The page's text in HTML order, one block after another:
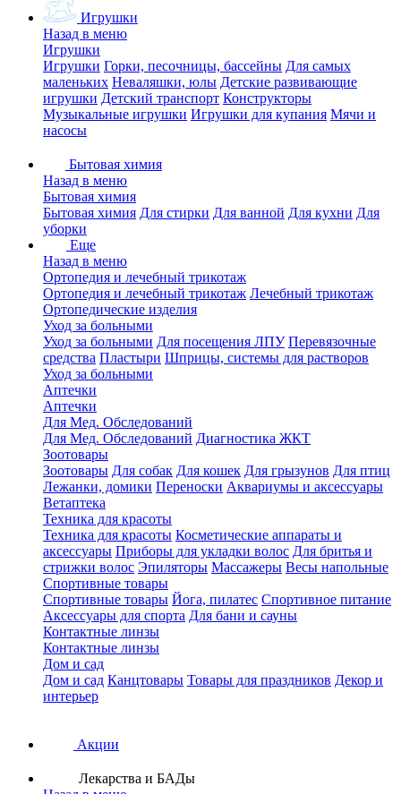
Игрушки
Назад в меню
Игрушки
Игрушки Горки, песочницы, бассейны Для самых
маленьких Неваляшки, юлы Детские развивающие
игрушки Детский транспорт Конструкторы
Музыкальные игрушки Игрушки для купания Мячи и
насосы
Бытовая химия
Назад в меню
Бытовая химия
Бытовая химия Для стирки Для ванной Для кухни Для
уборки
Еще
Назад в меню
Ортопедия и лечебный трикотаж
Ортопедия и лечебный трикотаж Лечебный трикотаж
Ортопедические изделия
Уход за больными
Уход за больными Для посещения ЛПУ Перевязочные
средства Пластыри Шприцы, системы для растворов
Уход за больными
Аптечки
Аптечки
Для Мед. Обследований
Для Мед. Обследований Диагностика ЖКТ
Зоотовары
Зоотовары Для собак Для кошек Для грызунов Для птиц
Лежанки, домики Переноски Аквариумы и аксессуары
Ветаптека
Техника для красоты
Техника для красоты Косметические аппараты и
аксессуары Приборы для укладки волос Для бритья и
стрижки волос Эпиляторы Массажеры Весы напольные
Спортивные товары
Спортивные товары Йога, пилатес Спортивное питание
Аксессуары для спорта Для бани и сауны
Контактные линзы
Контактные линзы
Дом и сад
Дом и сад Канцтовары Товары для праздников Декор и
интерьер
Акции
Лекарства и БАДы